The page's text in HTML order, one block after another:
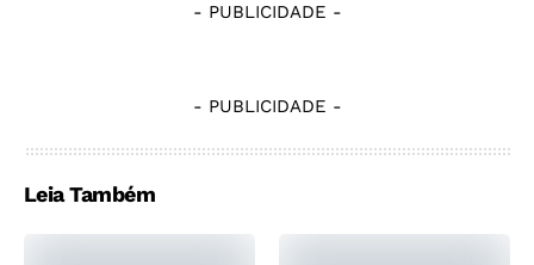
- PUBLICIDADE -
- PUBLICIDADE -
Leia Também